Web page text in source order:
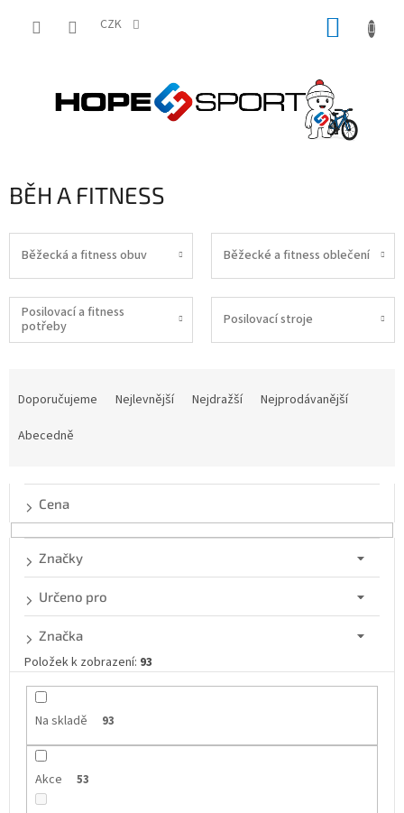
CZK
BĚH A FITNESS
Běžecká a fitness obuv Běžecké a fitness oblečení
Posilovací a fitness
potřeby
Posilovací stroje
o
Doporučujeme Nejlevnější Nejdražší
Nejprodávanější
Abecedně
Cena
Na skladě 93
Akce 53
Značky
Určeno pro
Značka
Položek k zobrazení: 93